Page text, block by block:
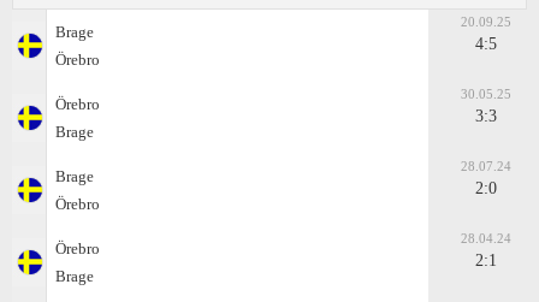
Brage
Örebro
20.09.25
4:5
Örebro
Brage
30.05.25
3:3
Brage
Örebro
28.07.24
2:0
Örebro
Brage
28.04.24
2:1